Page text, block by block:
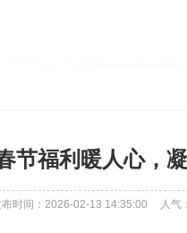
节福利暖人心，
布时间：2026-02-13 14:35:00 人气：